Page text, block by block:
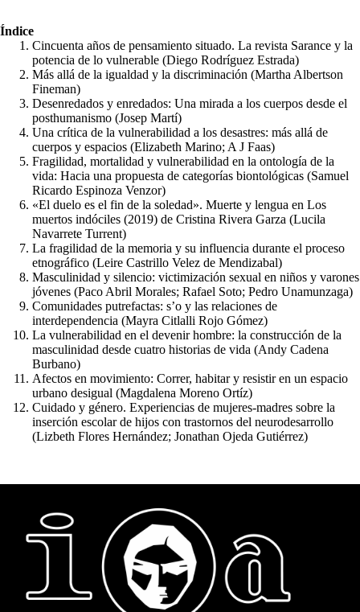
Índice
Cincuenta años de pensamiento situado. La revista Sarance y la
potencia de lo vulnerable (Diego Rodríguez Estrada)
Más allá de la igualdad y la discriminación (Martha Albertson
Fineman)
Desenredados y enredados: Una mirada a los cuerpos desde el
posthumanismo (Josep Martí)
Una crítica de la vulnerabilidad a los desastres: más allá de
cuerpos y espacios (Elizabeth Marino; A J Faas)
Fragilidad, mortalidad y vulnerabilidad en la ontología de la
vida: Hacia una propuesta de categorías biontológicas (Samuel
Ricardo Espinoza Venzor)
«El duelo es el fin de la soledad». Muerte y lengua en Los
muertos indóciles (2019) de Cristina Rivera Garza (Lucila
Navarrete Turrent)
La fragilidad de la memoria y su influencia durante el proceso
etnográfico (Leire Castrillo Velez de Mendizabal)
Masculinidad y silencio: victimización sexual en niños y varones
jóvenes (Paco Abril Morales; Rafael Soto; Pedro Unamunzaga)
Comunidades putrefactas: s’o y las relaciones de
interdependencia (Mayra Citlalli Rojo Gómez)
La vulnerabilidad en el devenir hombre: la construcción de la
masculinidad desde cuatro historias de vida (Andy Cadena
Burbano)
Afectos en movimiento: Correr, habitar y resistir en un espacio
urbano desigual (Magdalena Moreno Ortíz)
Cuidado y género. Experiencias de mujeres-madres sobre la
inserción escolar de hijos con trastornos del neurodesarrollo
(Lizbeth Flores Hernández; Jonathan Ojeda Gutiérrez)